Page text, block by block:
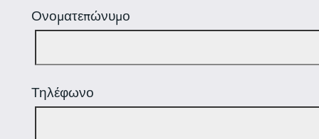
Ονοματεπώνυμο
Τηλέφωνο